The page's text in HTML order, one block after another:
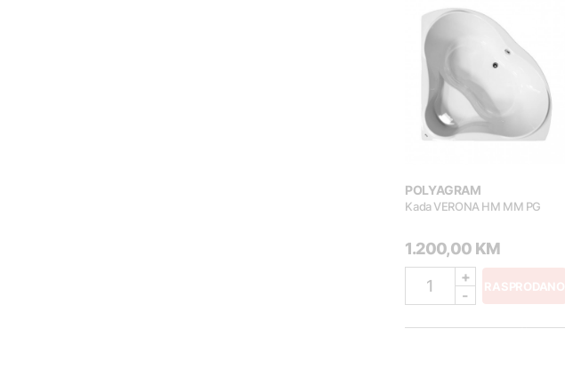
POLYAGRAM
Kada VERONA HM MM PG
1.200,00 KM
1
+
-
RASPRODANO